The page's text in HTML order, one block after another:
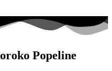
Popeline